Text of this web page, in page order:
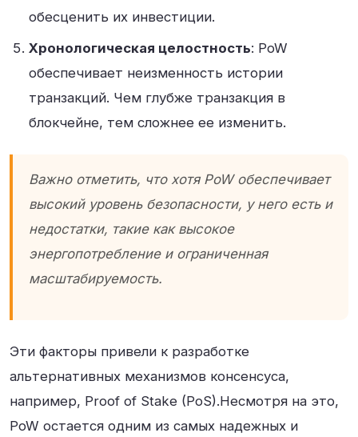
обесценить их инвестиции.
Хронологическая целостность: PoW
обеспечивает неизменность истории
транзакций. Чем глубже транзакция в
блокчейне, тем сложнее ее изменить.
Важно отметить, что хотя PoW обеспечивает
высокий уровень безопасности, у него есть и
недостатки, такие как высокое
энергопотребление и ограниченная
масштабируемость.
Эти факторы привели к разработке
альтернативных механизмов консенсуса,
например, Proof of Stake (PoS).Несмотря на это,
PoW остается одним из самых надежных и